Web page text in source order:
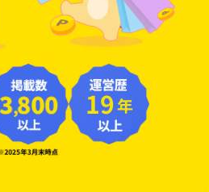
19年